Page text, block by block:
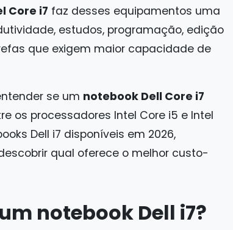
Core i7 faz desses equipamentos uma
estudos, programação, edição
que exigem maior capacidade de
se um notebook Dell Core i7
os processadores Intel Core i5 e Intel
Dell i7 disponíveis em 2026,
qual oferece o melhor custo-
notebook Dell i7?